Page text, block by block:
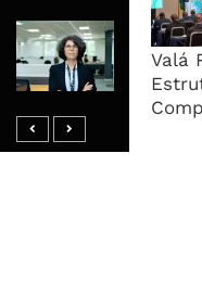
Valá
Banco
Define